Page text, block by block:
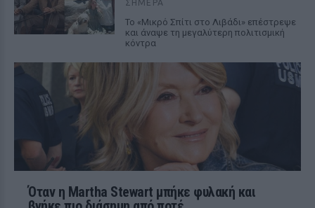
ΣΉΜΕΡΑ
Το «Μικρό Σπίτι στο Λιβάδι» επέστρεψε
και άναψε τη μεγαλύτερη πολιτισμική
κόντρα
Όταν η Martha Stewart μπήκε φυλακή και